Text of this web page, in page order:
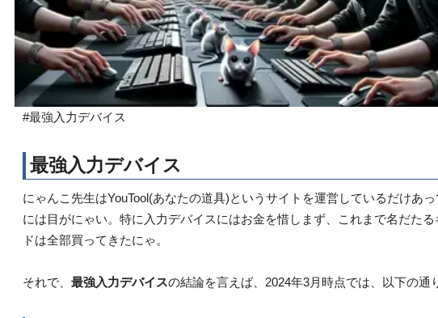
#最強入力デバイス
最強入力デバイス
にゃんこ先生はYouTool(あなたの道具)というサイトを運営しているだけあっ
には目がにゃい。特に入力デバイスにはお金を惜しまず、これまで名だた
ドは全部買ってきたにゃ。
それで、 最強入力デバイスの結論を言えば、2024年3月時点では、以下の通